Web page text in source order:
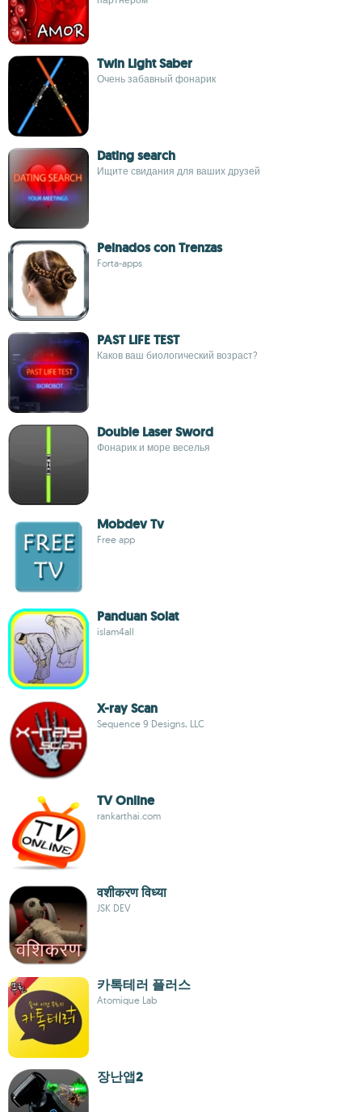
Twin Light Saber
Очень забавный фонарик
Dating search
Ищите свидания для ваших друзей
Peinados con Trenzas
Forta-apps
PAST LIFE TEST
Каков ваш биологический возраст?
Double Laser Sword
Фонарик и море веселья
Mobdev Tv
Free app
Panduan Solat
islam4all
X-ray Scan
Sequence 9 Designs, LLC
TV Online
rankarthai.com
वशीकरण विध्या
JSK DEV
카톡테러 플러스
Atomique Lab
장난앱2